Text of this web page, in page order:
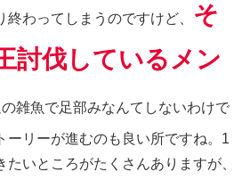
わってしまうのですけど、
そ
討伐しているメン
雑魚で足部みなんてしないわけで
ーリーが進むのも良い所ですね。1
いところがたくさんありますが、